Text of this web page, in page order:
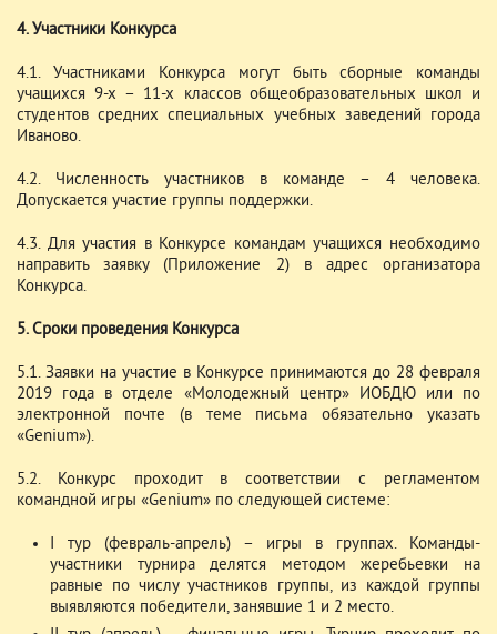
4. Участники Конкурса
4.1. Участниками Конкурса могут быть сборные команды
учащихся 9-х – 11-х классов общеобразовательных школ и
студентов средних специальных учебных заведений города
Иваново.
4.2. Численность участников в команде – 4 человека.
Допускается участие группы поддержки.
4.3. Для участия в Конкурсе командам учащихся необходимо
направить заявку (Приложение 2) в адрес организатора
Конкурса.
5. Сроки проведения Конкурса
5.1. Заявки на участие в Конкурсе принимаются до 28 февраля
2019 года в отделе «Молодежный центр» ИОБДЮ или по
электронной почте (в теме письма обязательно указать
«Genium»).
5.2. Конкурс проходит в соответствии с регламентом
командной игры «Genium» по следующей системе:
I тур (февраль-апрель) – игры в группах. Команды-
участники турнира делятся методом жеребьевки на
равные по числу участников группы, из каждой группы
выявляются победители, занявшие 1 и 2 место.